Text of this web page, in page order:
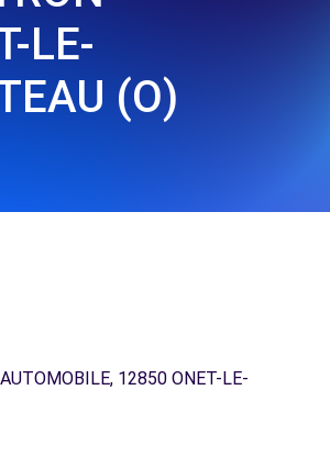
LE-
(O)
12850 ONET-LE-